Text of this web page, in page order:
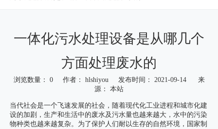
一体化污水处理设备是从哪几个
方面处理废水的
浏览数量： 0作者： hlshiyou 发布时间： 2021-09-14 来
源： 本站
["wechat","weibo","qzone","douban","email"]
当代社会是一个飞速发展的社会，随着现代化工业进程和城市化建
设的加剧，生产和生活中的废水及污水量也越来越大，水中的污染
物种类也越来越复杂。为了保护人们耐以生存的自然环境，国家制